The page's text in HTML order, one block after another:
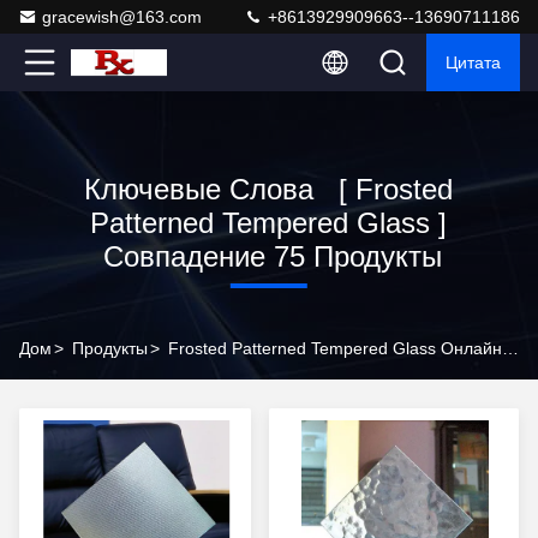
gracewish@163.com +8613929909663--13690711186
Цитата
Ключевые Слова [ Frosted
Patterned Tempered Glass ]
Совпадение 75 Продукты
Дом> Продукты>